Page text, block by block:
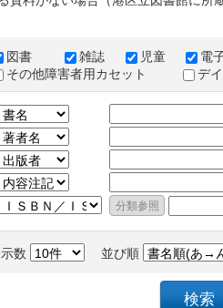
図書 雑誌 児童
電
その他障害者用カセット
デ
数 並び順